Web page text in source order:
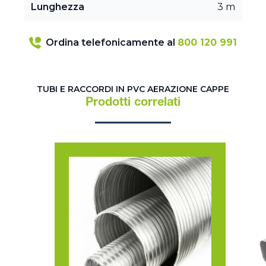
Lunghezza 3 m
Ordina telefonicamente al 800 120 991
TUBI E RACCORDI IN PVC AERAZIONE CAPPE
Prodotti correlati